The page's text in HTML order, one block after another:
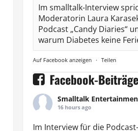
Im smalltalk-Interview
Moderatorin Laura
Podcast „Candy Diaries“
warum Diabetes keine
Auf Facebook anzeigen · Teilen
Facebook-Beiträge
Smalltalk
16 hours ago
Im Interview für die